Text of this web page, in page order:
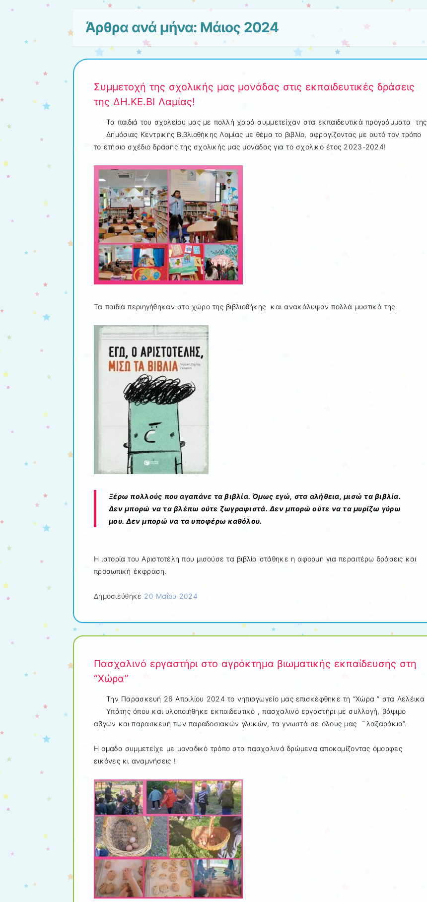
Άρθρα ανά μήνα: Μάιος 2024
Συμμετοχή της σχολικής μας μονάδας στις εκπαιδευτικές δράσεις
της ΔΗ.ΚΕ.ΒΙ Λαμίας!
Τα παιδιά του σχολείου μας με πολλή χαρά συμμετείχαν στα εκπαιδευτικά προγράμματα της
Δημόσιας Κεντρικής Βιβλιοθήκης Λαμίας με θέμα το βιβλίο, σφραγίζοντας με αυτό τον τρόπο
το ετήσιο σχέδιο δράσης της σχολικής μας μονάδας για το σχολικό έτος 2023-2024!
Τα παιδιά περιηγήθηκαν στο χώρο της βιβλιοθήκης και ανακάλυψαν πολλά μυστικά της.
Ξέρω πολλούς που αγαπάνε τα βιβλία. Όμως εγώ, στα αλήθεια, μισώ τα βιβλία.
Δεν μπορώ να τα βλέπω ούτε ζωγραφιστά. Δεν μπορώ ούτε να τα μυρίζω γύρω
μου. Δεν μπορώ να τα υποφέρω καθόλου.
Η ιστορία του Αριστοτέλη που μισούσε τα βιβλία στάθηκε η αφορμή για περαιτέρω δράσεις και
προσωπική έκφραση.
Δημοσιεύθηκε 20 Μαΐου 2024
Πασχαλινό εργαστήρι στο αγρόκτημα βιωματικής εκπαίδευσης στη
“Χώρα”
Την Παρασκευή 26 Απριλίου 2024 το νηπιαγωγείο μας επισκέφθηκε τη “Χώρα ” στα Λελέικα
Υπάτης όπου και υλοποιήθηκε εκπαιδευτικό , πασχαλινό εργαστήρι με συλλογή, βάψιμο
αβγών και παρασκευή των παραδοσιακών γλυκών, τα γνωστά σε όλους μας ¨λαζαράκια”.
Η ομάδα συμμετείχε με μοναδικό τρόπο στα πασχαλινά δρώμενα αποκομίζοντας όμορφες
εικόνες κι αναμνήσεις !